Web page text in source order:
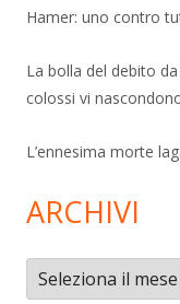
Hamer: uno contro
La bolla del debito
colossi vi
L’ennesima morte
ARCHIVI
Archivi